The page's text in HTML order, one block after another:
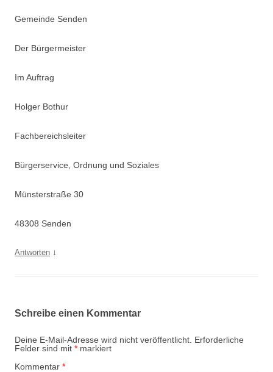
Gemeinde Senden
Der Bürgermeister
Im Auftrag
Holger Bothur
Fachbereichsleiter
Bürgerservice, Ordnung und Soziales
Münsterstraße 30
48308 Senden
Antworten ↓
Schreibe einen Kommentar
Deine E-Mail-Adresse wird nicht veröffentlicht. Erforderliche
Felder sind mit * markiert
Kommentar *